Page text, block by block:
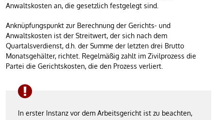
Anwaltskosten an, die gesetzlich festgelegt sind.
Anknüpfungspunkt zur Berechnung der Gerichts- und
Anwaltskosten ist der Streitwert, der sich nach dem
Quartalsverdienst, d.h. der Summe der letzten drei Brutto
Monatsgehälter, richtet. Regelmäßig zahlt im Zivilprozess die
Partei die Gerichtskosten, die den Prozess verliert.
In erster Instanz vor dem Arbeitsgericht ist zu beachten,